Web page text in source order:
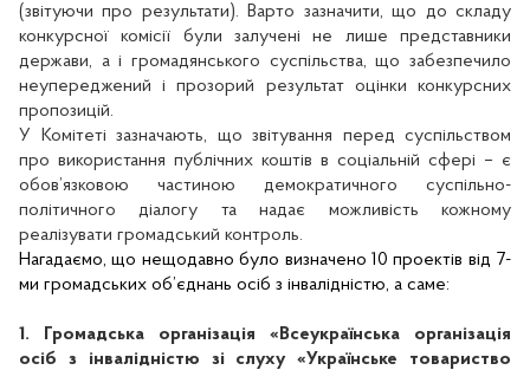
(звітуючи про результати). Варто зазначити, що до складу
конкурсної комісії були залучені не лише представники
держави, а і громадянського суспільства, що забезпечило
неупереджений і прозорий результат оцінки конкурсних
пропозицій.
У Комітеті зазначають, що звітування перед суспільством
про використання публічних коштів в соціальній сфері – є
обов’язковою частиною демократичного суспільно-
політичного діалогу та надає можливість кожному
реалізувати громадський контроль.
Нагадаємо, що нещодавно було визначено 10 проектів від 7-
ми громадських об’єднань осіб з інвалідністю, а саме:
1. Громадська організація «Всеукраїнська організація
осіб з інвалідністю зі слуху «Українське товариство